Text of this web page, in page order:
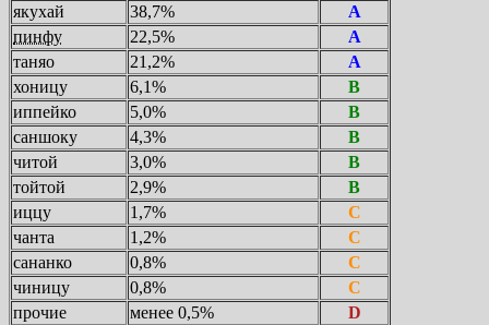
якухай
38,7%
A
пинфу
22,5%
A
таняо
21,2%
A
хоницу
6,1%
B
иппейко
5,0%
B
саншоку
4,3%
B
читой
3,0%
B
тойтой
2,9%
B
иццу
1,7%
C
чанта
1,2%
C
сананко
0,8%
C
чиницу
0,8%
C
прочие
менее 0,5% D